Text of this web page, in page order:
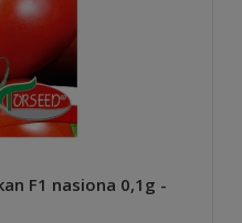
F1 nasiona 0,1g -